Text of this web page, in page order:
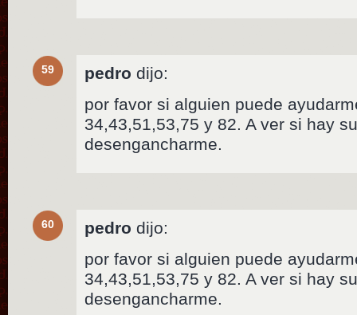
59 pedro dijo:
por favor si alguien puede
34,43,51,53,75 y 82. A ver si hay
desengancharme.
60 pedro dijo:
por favor si alguien puede
34,43,51,53,75 y 82. A ver si hay
desengancharme.